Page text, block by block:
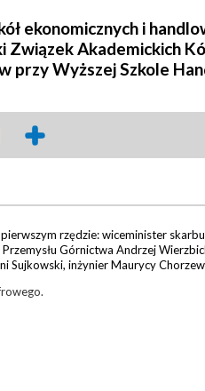
ekonomicznych i
Akademickich
przy Wyższej Szkole
rzędzie: wiceminister
Górnictwa Andrzej
Sujkowski, inżynier Maurycy